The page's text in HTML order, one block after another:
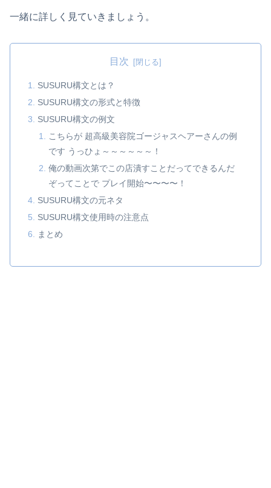
一緒に詳しく見ていきましょう。
目次
SUSURU構文とは？
SUSURU構文の形式と特徴
SUSURU構文の例文
こちらが 超高級美容院ゴージャスヘアーさんの例
です うっひょ～～～～～～！
俺の動画次第でこの店潰すことだってできるんだ
ぞってことで プレイ開始〜〜〜〜！
SUSURU構文の元ネタ
SUSURU構文使用時の注意点
まとめ